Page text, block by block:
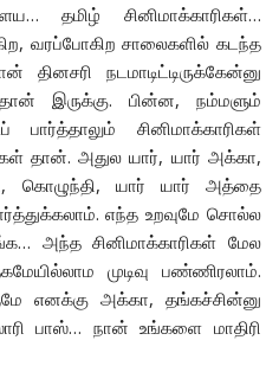
தமிழ் சினிமாக்காரிகள்…
வரப்போகிற சாலைகளில் கடந்த
தினசரி நடமாடிட்டிருக்கேன்னு
இருக்கு. பின்ன, நம்மளும்
பார்த்தாலும் சினிமாக்காரிகள்
தான். அதுல யார், யார் அக்கா,
கொழுந்தி, யார் யார் அத்தை
எந்த உறவுமே சொல்ல
அந்த சினிமாக்காரிகள் மேல
முடிவு பண்ணிரலாம்.
எனக்கு அக்கா, தங்கச்சின்னு
பாஸ்… நான் உங்களை மாதிரி